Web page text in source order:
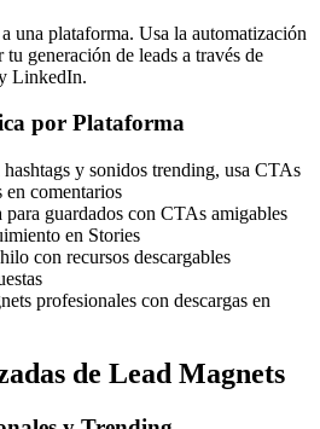
una plataforma. Usa la automatización
generación de leads a través de
LinkedIn.
por Plataforma
y sonidos trending, usa CTAs
en comentarios
guardados con CTAs amigables
en Stories
con recursos descargables
profesionales con descargas en
de Lead Magnets